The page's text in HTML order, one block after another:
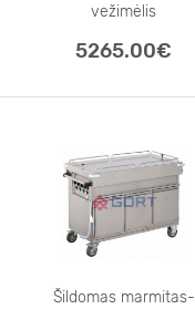
vežimėlis
5265.00€
Šildomas marmitas-